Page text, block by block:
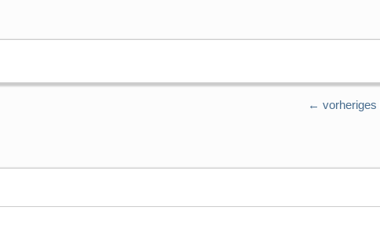
← vorheriges